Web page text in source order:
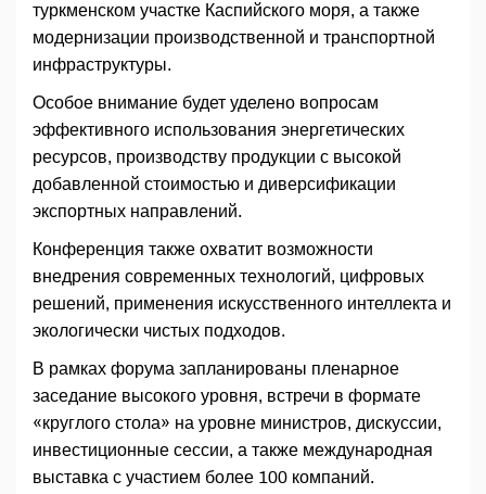
туркменском участке Каспийского моря, а также
модернизации производственной и транспортной
инфраструктуры.
Особое внимание будет уделено вопросам
эффективного использования энергетических
ресурсов, производству продукции с высокой
добавленной стоимостью и диверсификации
экспортных направлений.
Конференция также охватит возможности
внедрения современных технологий, цифровых
решений, применения искусственного интеллекта и
экологически чистых подходов.
В рамках форума запланированы пленарное
заседание высокого уровня, встречи в формате
«круглого стола» на уровне министров, дискуссии,
инвестиционные сессии, а также международная
выставка с участием более 100 компаний.